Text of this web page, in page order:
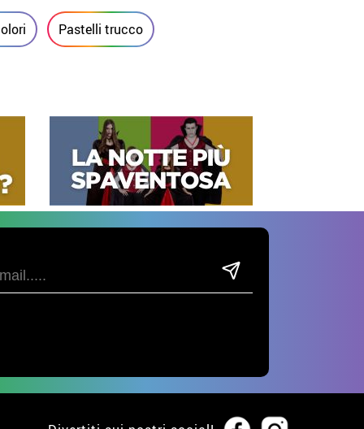
Pastelli trucco